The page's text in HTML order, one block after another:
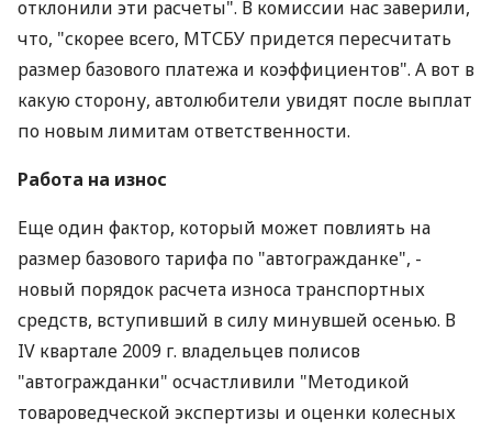
отклонили эти расчеты". В комиссии нас заверили,
что, "скорее всего, МТСБУ придется пересчитать
размер базового платежа и коэффициентов". А вот в
какую сторону, автолюбители увидят после выплат
по новым лимитам ответственности.
Работа на износ
Еще один фактор, который может повлиять на
размер базового тарифа по "автогражданке", -
новый порядок расчета износа транспортных
средств, вступивший в силу минувшей осенью. В
IV квартале 2009 г. владельцев полисов
"автогражданки" осчастливили "Методикой
товароведческой экспертизы и оценки колесных